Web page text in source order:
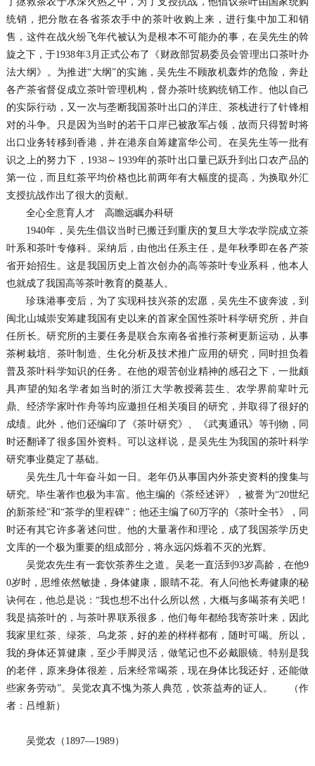
统销，把分散在各省茶农手中的茶叶收购上来，进行集中加工和销
售，这件在战火纷飞年代被认为是根本不可能办的事，在吴先生的斡
旋之下，于1938年3月正式公布了《财政部贸易委员会管理出口茶叶办
法大纲》。为推进“大纲”的实施，吴先生不顾敌机轰炸的危险，奔赴
各产茶省督促成立茶叶管理机构，督办茶叶统购统销工作。他以自己
的实际行动，又一次与垄断我国茶叶出口的洋庄、茶栈进行了针锋相
对的斗争。只是因为当时的若干口岸已被敌军占领，故而只得暂时将
出口业务转移到香港，并在港亲自筹建富华公司。在吴先生等一批有
识之上的努力下，1938～1939年的茶叶出口量已跃升到出口农产品的
第一位，而且红茶平均价格也比前两年有大幅度的提高，为换取外汇
支授抗战作出了很大的贡献。
全心全意育人才 高瞻远瞩办科研
1940年，吴先生倡议当时已搬迁到重庆的复旦大学农学院成立茶
叶系和茶叶专修科。采纳后，由他出任系主任，是年秋季即在各产茶
省开始招生。这是我国历史上首次创办的高等茶叶专业系科，他本人
也就成了我国高等茶叶教育的奠基人。
珍珠港事变后，为了实现科技兴茶的宏愿，吴先生不疲奔波，到
闽北山城崇安筹建我国有史以来的首家全国性茶叶科学研究所，并自
任所长。研究所的主要任务是联合东南各省推行茶树更新运动，从事
茶树栽培、茶叶制造、生化分析及技术推广应用的研究，同时担负着
普及茶叶科学知识的任务。在他的艰苦创业精神的感召之下，一批颇
具声望的知名学者如当时的浙江大学教授蒋芸生、农学界前辈叶元
鼎、经济学家叶作舟等均应邀担任相关项目的研究，并取得了很好的
成绩。此外，他们还编印了《茶叶研究》、《武夷通讯》等刊物，同
时还翻译了很多国外资料。可以这样说，是吴先生为我国的茶叶科学
研究事业奠定了基础。
吴先生几十年奋斗如一日。老年仍从事国内外茶史资料的搜集与
研究。毕生著作也极为丰富。他主编的《茶经述评》，被誉为“20世纪
的新茶经”和“茶学的里程碑”；他还主编了60万字的《茶叶全书》，同
时还有其它许多著述问世。他的大量著作和理论，成了我国茶学历史
文库的一个极为重要的组成部分，将永远闪烁着不灭的光辉。
吴觉农先生有一套饮茶养生之道。吴老一直活到93岁高龄，在他9
0岁时，思维依然敏捷，身体健康，眼睛不花。有人问他长寿健康的秘
诀何在，他总是说：“我也想不出什么所以然，大概与多喝茶有关吧！
我是搞茶叶的，与茶叶界联系很多，他们每年都给我寄茶叶来，因此
我家里红茶、绿茶、乌龙茶，好的差的样样都有，随时可喝。所以，
我的身体还算健康，至少手脚灵活，做笔记也不必戴眼镜。特别是我
的老伴，原来身体很差，后来经常喝茶，现在身体比我还好，还能做
些家务劳动”。吴觉农真不愧为茶人典范，饮茶益寿的证人。 （作
者：吕维新）
吴觉农（1897—1989）